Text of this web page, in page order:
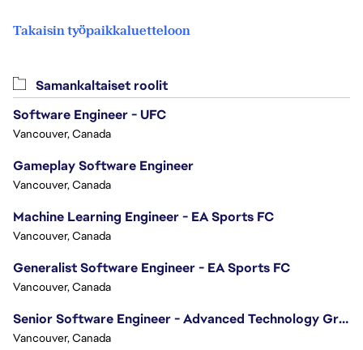
Takaisin työpaikkaluetteloon
Samankaltaiset roolit
Software Engineer - UFC
Vancouver, Canada
Gameplay Software Engineer
Vancouver, Canada
Machine Learning Engineer - EA Sports FC
Vancouver, Canada
Generalist Software Engineer - EA Sports FC
Vancouver, Canada
Senior Software Engineer - Advanced Technology Group
Vancouver, Canada